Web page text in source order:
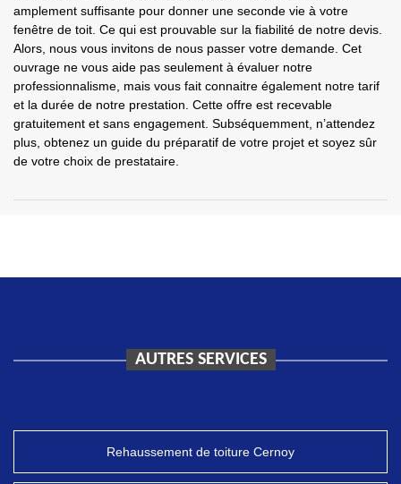
amplement suffisante pour donner une seconde vie à votre
fenêtre de toit. Ce qui est prouvable sur la fiabilité de notre devis.
Alors, nous vous invitons de nous passer votre demande. Cet
ouvrage ne vous aide pas seulement à évaluer notre
professionnalisme, mais vous fait connaitre également notre tarif
et la durée de notre prestation. Cette offre est recevable
gratuitement et sans engagement. Subséquemment, n’attendez
plus, obtenez un guide du préparatif de votre projet et soyez sûr
de votre choix de prestataire.
AUTRES SERVICES
Rehaussement de toiture Cernoy